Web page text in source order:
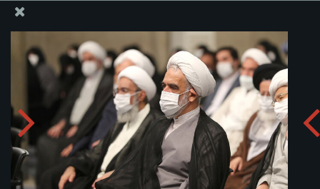
สำนักงานของผู้นำสูงสุด เซย์เยด คาเมเนอี
บรรดาสมาชิกสมัชชาอะฮ์ลุลบัยต์โลก เข้าพบท่านผู้นำ
สูงสุดการปฏิวัติอิสลาม
อัพโหลดอัลบั่ม: